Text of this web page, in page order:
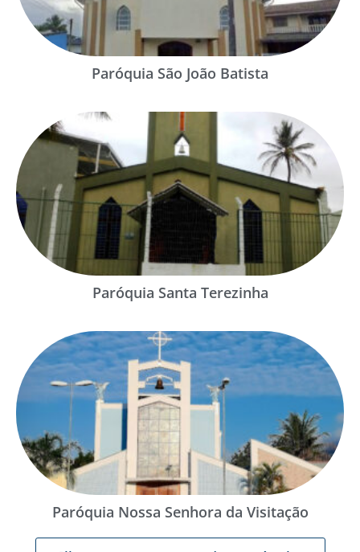
Paróquia São João Batista
Paróquia Santa Terezinha
Paróquia Nossa Senhora da Visitação